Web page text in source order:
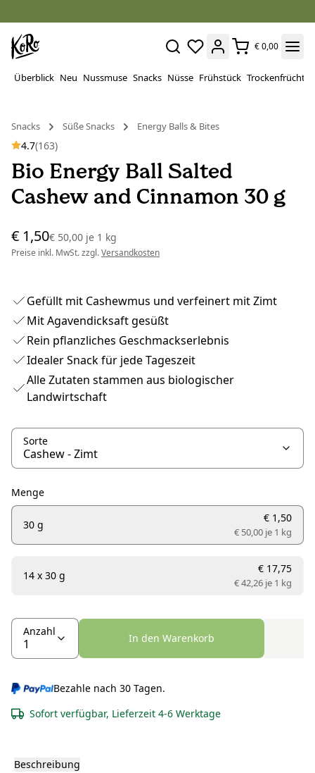
€ 0,00
Überblick Neu Nussmuse Snacks Nüsse Frühstück Trockenfrüchte
Snacks
Süße Snacks Energy Balls & Bites
4.7(163)
Bio Energy Ball Salted
Cashew and Cinnamon 30 g
€ 1,50€ 50,00 je 1 kg
Preise inkl. MwSt. zzgl.Versandkosten
Gefüllt mit Cashewmus und verfeinert mit Zimt
Mit Agavendicksaft gesüßt
Rein pflanzliches Geschmackserlebnis
Idealer Snack für jede Tageszeit
Alle Zutaten stammen aus biologischer
Landwirtschaft
Sorte
Menge
30 g
€ 1,50
€ 50,00 je 1 kg
14 x 30 g
€ 17,75
€ 42,26 je 1 kg
Anzahl
In den Warenkorb
Bezahle nach 30 Tagen.
Sofort verfügbar, Lieferzeit 4-6 Werktage
Beschreibung